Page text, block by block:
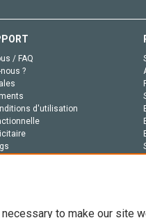
/ FAQ
?
d'utilisation
to make our site